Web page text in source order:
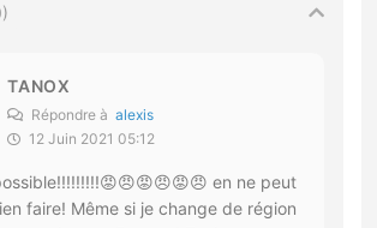
TANOX
Répondre àalexis
12 Juin 2021 05:12
en ne peut
faire! Même si je change de région